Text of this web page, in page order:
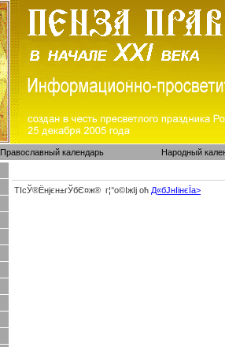
Православный календарь Народный
ТІсЎ®Ёнјєн±­гЎ­бЄ¤ж® г¦°о©ІжІј оћ Д«бЈ­нІінєЇa>